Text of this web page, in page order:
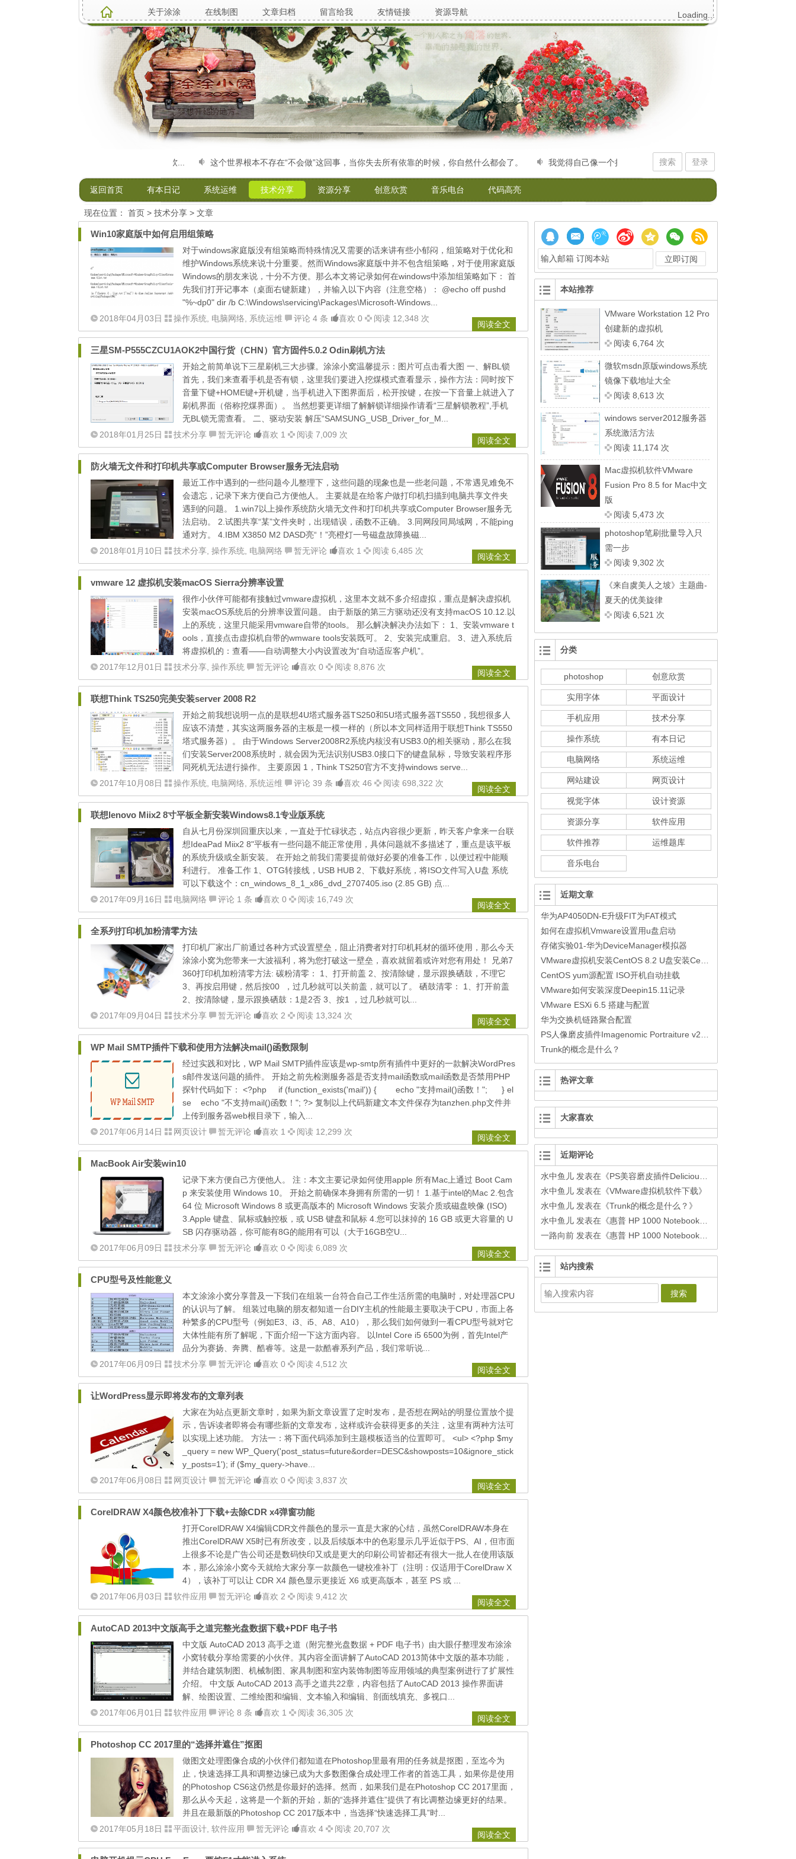
关于涂涂 在线制图 文章归档 留言给我 友情链接 资源导航 Loading...
搜索 登录
这个世界根本不存在“不会做”这回事，当你失去所有依靠的时候，你自然什么都会了。 我觉得自己像一个拙劣的初学者，不停拨弄记忆的琴弦。它给我的回应
返回首页 有本日记 系统运维 技术分享 资源分享 创意欣赏 音乐电台 代码高亮
现在位置： 首页 > 技术分享 > 文章
Win10家庭版中如何启用组策略
对于windows家庭版没有组策略而特殊情况又需要的话来讲有些小郁闷，组策略对于优化和
维护Windows系统来说十分重要。然而Windows家庭版中并不包含组策略，对于使用家庭版
Windows的朋友来说，十分不方便。那么本文将记录如何在windows中添加组策略如下： 首
先我们打开记事本（桌面右键新建），并输入以下内容（注意空格）： @echo off pushd
"%~dp0" dir /b C:\Windows\servicing\Packages\Microsoft-Windows...
2018年04月03日
操作系统 电脑网络 系统运维 评论 4 条 喜欢 0 阅读 12,348 次
阅读全文
三星SM-P555CZCU1AOK2中国行货（CHN）官方固件5.0.2 Odin刷机方法
开始之前简单说下三星刷机三大步骤。涂涂小窝温馨提示：图片可点击看大图 一、解BL锁
首先，我们来查看手机是否有锁，这里我们要进入挖煤模式查看显示，操作方法：同时按下
音量下键+HOME键+开机键，当手机进入下图界面后，松开按键，在按一下音量上就进入了
刷机界面（俗称挖煤界面）。 当然想要更详细了解解锁详细操作请看“三星解锁教程”,手机
无BL锁无需查看。 二、驱动安装 解压“SAMSUNG_USB_Driver_for_M...
2018年01月25日
技术分享 暂无评论 喜欢 1 阅读 7,009 次
阅读全文
防火墙无文件和打印机共享或Computer Browser服务无法启动
最近工作中遇到的一些问题今儿整理下，这些问题的现象也是一些老问题，不常遇见难免不
会遗忘，记录下来方便自己方便他人。 主要就是在给客户做打印机扫描到电脑共享文件夹
遇到的问题。 1.win7以上操作系统防火墙无文件和打印机共享或Computer Browser服务无
法启动。 2.试图共享“某”文件夹时，出现错误，函数不正确。 3.同网段同局域网，不能ping
通对方。 4.IBM X3850 M2 DASD亮“！”亮橙灯一号磁盘故障换磁...
2018年01月10日
技术分享 操作系统 电脑网络 暂无评论 喜欢 1 阅读 6,485 次
阅读全文
vmware 12 虚拟机安装macOS Sierra分辨率设置
很作小伙伴可能都有接触过vmware虚拟机，这里本文就不多介绍虚拟，重点是解决虚拟机
安装macOS系统后的分辨率设置问题。 由于新版的第三方驱动还没有支持macOS 10.12.以
上的系统，这里只能采用vmware自带的tools。 那么解决解决办法如下： 1、安装vmware t
ools，直接点击虚拟机自带的wmware tools安装既可。 2、安装完成重启。 3、进入系统后
将虚拟机的：查看——自动调整大小内设置改为“自动适应客户机”。
2017年12月01日
技术分享 操作系统 暂无评论 喜欢 0 阅读 8,876 次
阅读全文
联想Think TS250完美安装server 2008 R2
开始之前我想说明一点的是联想4U塔式服务器TS250和5U塔式服务器TS550，我想很多人
应该不清楚，其实这两服务器的主板是一模一样的（所以本文同样适用于联想Think TS550
塔式服务器）。 由于Windows Server2008R2系统内核没有USB3.0的相关驱动，那么在我
们安装Server2008系统时，就会因为无法识别USB3.0接口下的键盘鼠标，导致安装程序形
同死机无法进行操作。 主要原因 1，Think TS250官方不支持windows serve...
2017年10月08日
操作系统 电脑网络 系统运维 评论 39 条 喜欢 46 阅读 698,322 次
阅读全文
联想lenovo Miix2 8寸平板全新安装Windows8.1专业版系统
自从七月份深圳回重庆以来，一直处于忙碌状态，站点内容很少更新，昨天客户拿来一台联
想IdeaPad Miix2 8"平板有一些问题不能正常使用，具体问题就不多描述了，重点是该平板
的系统升级或全新安装。 在开始之前我们需要提前做好必要的准备工作，以便过程中能顺
利进行。 准备工作 1、OTG转接线，USB HUB 2、下载好系统，将ISO文件写入U盘 系统
可以下载这个：cn_windows_8_1_x86_dvd_2707405.iso (2.85 GB) 点...
2017年09月16日
电脑网络 评论 1 条 喜欢 0 阅读 16,749 次
阅读全文
全系列打印机加粉清零方法
打印机厂家出厂前通过各种方式设置壁垒，阻止消费者对打印机耗材的循环使用，那么今天
涂涂小窝为您带来一大波福利，将为您打破这一壁垒，喜欢就留着或许对您有用处！ 兄弟7
360打印机加粉清零方法: 碳粉清零： 1、打开前盖 2、按清除键，显示跟换硒鼓，不理它
3、再按启用键，然后按00 ，过几秒就可以关前盖，就可以了。 硒鼓清零： 1、打开前盖
2、按清除键，显示跟换硒鼓：1是2否 3、按1 ，过几秒就可以...
2017年09月04日
技术分享 暂无评论 喜欢 2 阅读 13,324 次
阅读全文
WP Mail SMTP插件下载和使用方法解决mail()函数限制
经过实践和对比，WP Mail SMTP插件应该是wp-smtp所有插件中更好的一款解决WordPres
s邮件发送问题的插件。 开始之前先检测服务器是否支持mail函数或mail函数是否禁用PHP
探针代码如下： <?php if (function_exists('mail')) { echo "支持mail()函数！"; } el
se echo "不支持mail()函数！"; ?> 复制以上代码新建文本文件保存为tanzhen.php文件并
上传到服务器web根目录下，输入...
2017年06月14日
网页设计 暂无评论 喜欢 1 阅读 12,299 次
阅读全文
MacBook Air安装win10
记录下来方便自己方便他人。 注：本文主要记录如何使用apple 所有Mac上通过 Boot Cam
p 来安装使用 Windows 10。 开始之前确保本身拥有所需的一切！ 1.基于intel的Mac 2.包含
64 位 Microsoft Windows 8 或更高版本的 Microsoft Windows 安装介质或磁盘映像 (ISO)
3.Apple 键盘、鼠标或触控板，或 USB 键盘和鼠标 4.您可以抹掉的 16 GB 或更大容量的 U
SB 闪存驱动器，你可能有8G的能用有可以（大于16GB空U...
2017年06月09日
技术分享 暂无评论 喜欢 0 阅读 6,089 次
阅读全文
CPU型号及性能意义
本文涂涂小窝分享普及一下我们在组装一台符合自己工作生活所需的电脑时，对处理器CPU
的认识与了解。 组装过电脑的朋友都知道一台DIY主机的性能最主要取决于CPU，市面上各
种繁多的CPU型号（例如E3、i3、i5、A8、A10），那么我们如何做到一看CPU型号就对它
大体性能有所了解呢，下面介绍一下这方面内容。 以Intel Core i5 6500为例，首先Intel产
品分为赛扬、奔腾、酷睿等。这是一款酷睿系列产品，我们常听说...
2017年06月09日
技术分享 暂无评论 喜欢 0 阅读 4,512 次
阅读全文
让WordPress显示即将发布的文章列表
大家在为站点更新文章时，如果为新文章设置了定时发布，是否想在网站的明显位置放个提
示，告诉读者即将会有哪些新的文章发布，这样或许会获得更多的关注，这里有两种方法可
以实现上述功能。 方法一：将下面代码添加到主题模板适当的位置即可。 <ul> <?php $my
_query = new WP_Query('post_status=future&order=DESC&showposts=10&ignore_stick
y_posts=1'); if ($my_query->have...
2017年06月08日
网页设计 暂无评论 喜欢 0 阅读 3,837 次
阅读全文
CorelDRAW X4颜色校准补丁下载+去除CDR x4弹窗功能
打开CorelDRAW X4编辑CDR文件颜色的显示一直是大家的心结，虽然CorelDRAW本身在
推出CorelDRAW X5时已有所改变，以及后续版本中的色彩显示几乎近似于PS、AI，但市面
上很多不论是广告公司还是数码快印又或是更大的印刷公司皆都还有很大一批人在使用该版
本，那么涂涂小窝今天就给大家分享一款颜色一键校准补丁（注明：仅适用于CorelDraw X
4），该补丁可以让 CDR X4 颜色显示更接近 X6 或更高版本，甚至 PS 或 ...
2017年06月03日
软件应用 暂无评论 喜欢 2 阅读 9,412 次
阅读全文
AutoCAD 2013中文版高手之道完整光盘数据下载+PDF 电子书
中文版 AutoCAD 2013 高手之道（附完整光盘数据 + PDF 电子书）由大眼仔整理发布涂涂
小窝转载分享给需要的小伙伴。其内容全面讲解了AutoCAD 2013简体中文版的基本功能，
并结合建筑制图、机械制图、家具制图和室内装饰制图等应用领域的典型案例进行了扩展性
介绍。 中文版 AutoCAD 2013 高手之道共22章，内容包括了AutoCAD 2013 操作界面讲
解、绘图设置、二维绘图和编辑、文本输入和编辑、剖面线填充、多视口...
2017年06月01日
软件应用 评论 8 条 喜欢 1 阅读 36,305 次
阅读全文
Photoshop CC 2017里的“选择并遮住”抠图
做图文处理图像合成的小伙伴们都知道在Photoshop里最有用的任务就是抠图，至迄今为
止，快速选择工具和调整边缘已成为大多数图像合成处理工作者的首选工具，如果你是使用
的Photoshop CS6这仍然是你最好的选择。然而，如果我们是在Photoshop CC 2017里面，
那么从今天起，这将是一个新的开始，新的“选择并遮住”提供了有比调整边缘更好的结果。
并且在最新版的Photoshop CC 2017版本中，当选择“快速选择工具”时...
2017年05月18日
平面设计 软件应用 暂无评论 喜欢 4 阅读 20,707 次
阅读全文
本站推荐
VMware Workstation 12 Pro
创建新的虚拟机
阅读 6,764 次
微软msdn原版windows系统
镜像下载地址大全
阅读 8,613 次
windows server2012服务器
系统激活方法
阅读 11,174 次
Mac虚拟机软件VMware
Fusion Pro 8.5 for Mac中文
版
阅读 5,473 次
photoshop笔刷批量导入只
需一步
阅读 9,302 次
《来自虞美人之坡》主题曲-
夏天的优美旋律
阅读 6,521 次
分类
photoshop 创意欣赏
实用字体 平面设计
手机应用 技术分享
操作系统 有本日记
电脑网络 系统运维
网站建设 网页设计
视觉字体 设计资源
资源分享 软件应用
软件推荐 运维题库
音乐电台
近期文章
华为AP4050DN-E升级FIT为FAT模式
如何在虚拟机Vmware设置用u盘启动
存储实验01-华为DeviceManager模拟器
CentOS yum源配置 ISO开机自动挂载
VMware如何安装深度Deepin15.11记录
VMware ESXi 6.5 搭建与配置
华为交换机链路聚合配置
Trunk的概念是什么？
热评文章
大家喜欢
近期评论
水中鱼儿 发表在《PS美容磨皮插件Delicious Retouch3下载
水中鱼儿 发表在《VMware虚拟机软件下载》
水中鱼儿 发表在《Trunk的概念是什么？ 》
水中鱼儿 发表在《惠普 HP 1000 Notebook PC安装黑苹果之windows环境下制作单个Clover安装U盘
一路向前 发表在《惠普 HP 1000 Notebook PC安装黑苹果之windows环境下制作单个Clover安装U盘
站内搜索